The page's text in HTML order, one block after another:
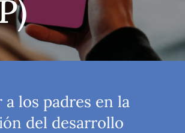
los padres en la
del desarrollo